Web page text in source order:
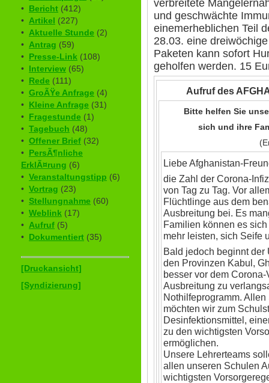
• Bericht (412)
• Artikel (227)
• Aktuelle Stunde (2)
• Antrag (59)
• Presse-Link (108)
• Interview (65)
• Rede (111)
• GroÃŸe Anfrage (4)
• Kleine Anfrage (31)
• Fragestunde (1)
• Tagebuch (48)
• Offener Brief (32)
• PersÃ¶nliche
ErklÃ¤rung (6)
• Veranstaltungstipp (6)
• Vortrag (23)
• Stellungnahme (60)
• Weblink (17)
• Aufruf (5)
• Dokumentiert (35)
[Druckansicht]
[Syndizierung]
verbreitete
und geschwächte
einemerheblichen Teil
28.03. eine
Paketen kann sofort
geholfen werden. 15
Aufruf des
Bitte helfen Sie
sich und ihre
Liebe Afghanistan-
die Zahl der Corona-
von Tag zu Tag. Vor
Flüchtlinge aus dem
Ausbreitung bei. Es
Familien können es
mehr leisten, sich Seife
Bald jedoch beginnt
den Provinzen Kabul,
besser vor dem
Ausbreitung zu
Nothilfeprogramm.
möchten wir zum
Desinfektionsmittel,
zu den wichtigsten
ermöglichen.
Unsere Lehrerteams
allen unseren Schulen
wichtigsten